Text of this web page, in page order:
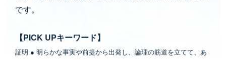
です。
【PICK UPキーワード】
証明 ● 明らかな事実や前提から出発し、論理の筋道を立てて、あ